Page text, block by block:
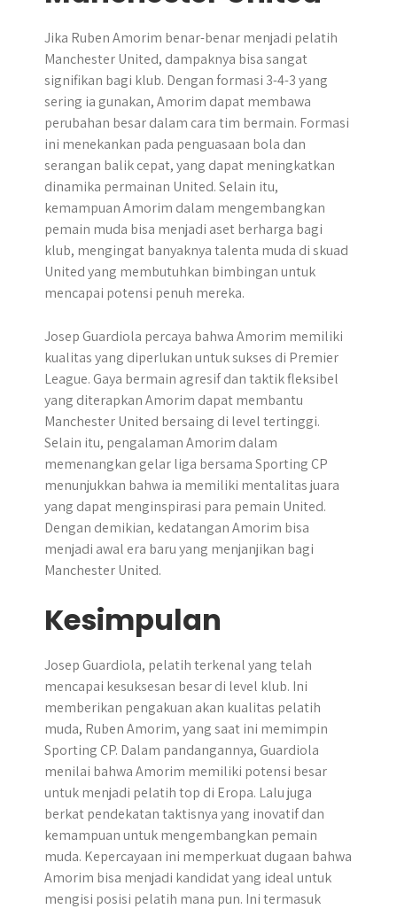
Jika Ruben Amorim benar-benar menjadi pelatih
Manchester United, dampaknya bisa sangat
signifikan bagi klub. Dengan formasi 3-4-3 yang
sering ia gunakan, Amorim dapat membawa
perubahan besar dalam cara tim bermain. Formasi
ini menekankan pada penguasaan bola dan
serangan balik cepat, yang dapat meningkatkan
dinamika permainan United. Selain itu,
kemampuan Amorim dalam mengembangkan
pemain muda bisa menjadi aset berharga bagi
klub, mengingat banyaknya talenta muda di skuad
United yang membutuhkan bimbingan untuk
mencapai potensi penuh mereka.
Josep Guardiola percaya bahwa Amorim memiliki
kualitas yang diperlukan untuk sukses di Premier
League. Gaya bermain agresif dan taktik fleksibel
yang diterapkan Amorim dapat membantu
Manchester United bersaing di level tertinggi.
Selain itu, pengalaman Amorim dalam
memenangkan gelar liga bersama Sporting CP
menunjukkan bahwa ia memiliki mentalitas juara
yang dapat menginspirasi para pemain United.
Dengan demikian, kedatangan Amorim bisa
menjadi awal era baru yang menjanjikan bagi
Manchester United.
Kesimpulan
Josep Guardiola, pelatih terkenal yang telah
mencapai kesuksesan besar di level klub. Ini
memberikan pengakuan akan kualitas pelatih
muda, Ruben Amorim, yang saat ini memimpin
Sporting CP. Dalam pandangannya, Guardiola
menilai bahwa Amorim memiliki potensi besar
untuk menjadi pelatih top di Eropa. Lalu juga
berkat pendekatan taktisnya yang inovatif dan
kemampuan untuk mengembangkan pemain
muda. Kepercayaan ini memperkuat dugaan bahwa
Amorim bisa menjadi kandidat yang ideal untuk
mengisi posisi pelatih mana pun. Ini termasuk